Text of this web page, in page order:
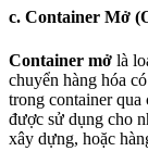
c. Container Mở
Container mở là
chuyển hàng hóa
trong container
được sử dụng cho
xây dựng, hoặc